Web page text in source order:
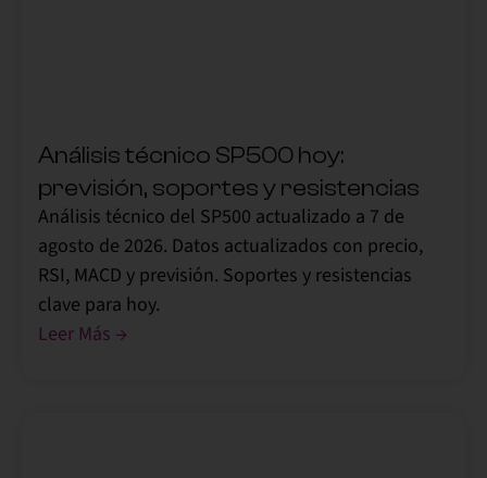
Análisis técnico SP500 hoy:
previsión, soportes y resistencias
Análisis técnico del SP500 actualizado a 7 de
agosto de 2026. Datos actualizados con precio,
RSI, MACD y previsión. Soportes y resistencias
clave para hoy.
Leer Más →